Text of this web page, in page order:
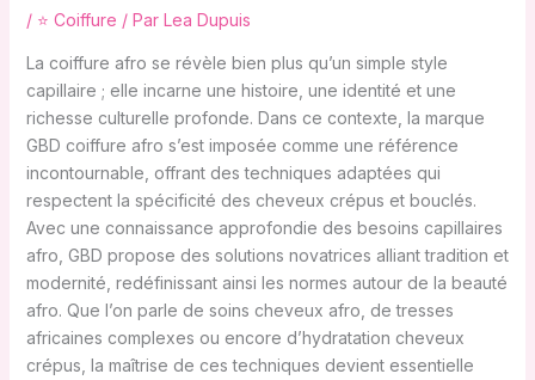
/ ⭐ Coiffure / Par Lea Dupuis
La coiffure afro se révèle bien plus qu’un simple style
capillaire ; elle incarne une histoire, une identité et une
richesse culturelle profonde. Dans ce contexte, la marque
GBD coiffure afro s’est imposée comme une référence
incontournable, offrant des techniques adaptées qui
respectent la spécificité des cheveux crépus et bouclés.
Avec une connaissance approfondie des besoins capillaires
afro, GBD propose des solutions novatrices alliant tradition et
modernité, redéfinissant ainsi les normes autour de la beauté
afro. Que l’on parle de soins cheveux afro, de tresses
africaines complexes ou encore d’hydratation cheveux
crépus, la maîtrise de ces techniques devient essentielle